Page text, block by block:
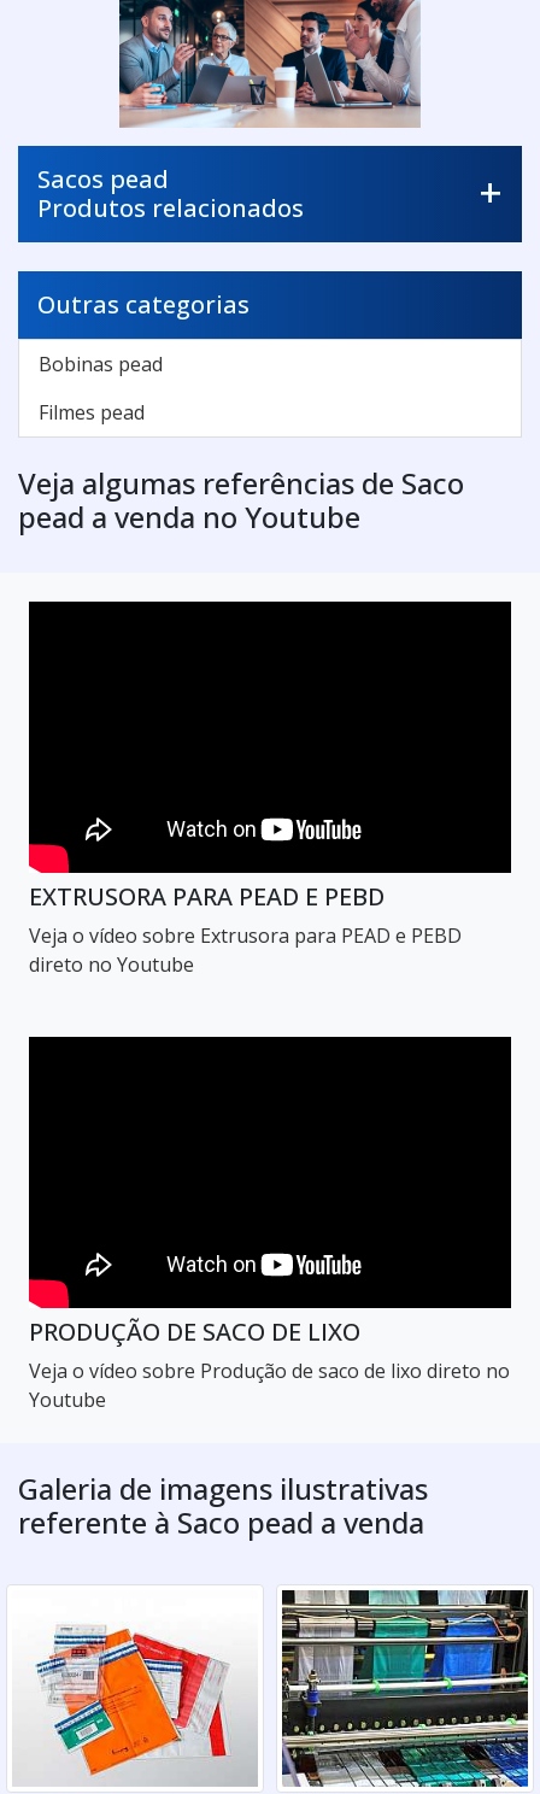
Sacos pead
Produtos relacionados
Outras categorias
Bobinas pead
Filmes pead
Veja algumas referências de Saco
pead a venda no Youtube
EXTRUSORA PARA PEAD E PEBD
Veja o vídeo sobre Extrusora para PEAD e PEBD
direto no Youtube
PRODUÇÃO DE SACO DE LIXO
Veja o vídeo sobre Produção de saco de lixo direto no
Youtube
Galeria de imagens ilustrativas
referente à Saco pead a venda